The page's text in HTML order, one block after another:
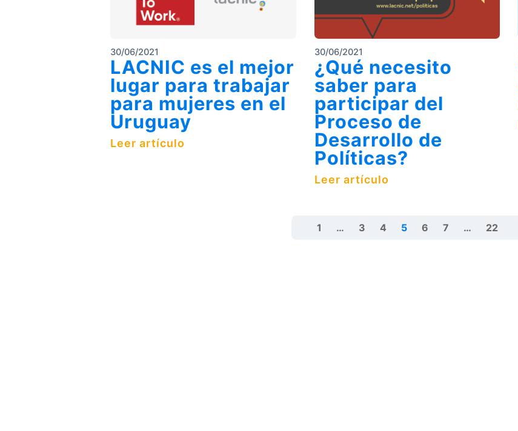
30/06/2021
LACNIC es el mejor
lugar para trabajar
para mujeres en el
Uruguay
Leer artículo
30/06/2021
¿Qué necesito
saber para
participar del
Proceso de
Desarrollo de
Políticas?
Leer artículo
1 … 3 4 5 6 7 … 22